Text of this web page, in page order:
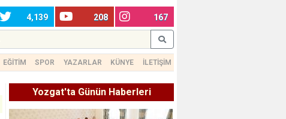
4,139 208 167
EĞİTİM SPOR YAZARLAR KÜNYE İLETİŞİM
Yozgat'ta Günün Haberleri